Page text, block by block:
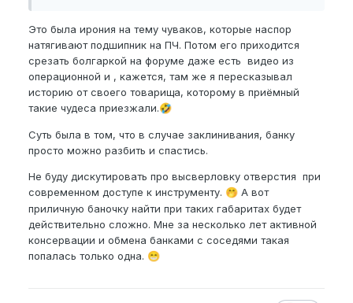
Это была ирония на тему чуваков, которые наспор
натягивают подшипник на ПЧ. Потом его приходится
срезать болгаркой на форуме даже есть видео из
операционной и , кажется, там же я пересказывал
историю от своего товарища, которому в приёмный
такие чудеса приезжали.🤣
Суть была в том, что в случае заклинивания, банку
просто можно разбить и спастись.
Не буду дискутировать про высверловку отверстия при
современном доступе к инструменту. 🤭 А вот
приличную баночку найти при таких габаритах будет
действительно сложно. Мне за несколько лет активной
консервации и обмена банками с соседями такая
попалась только одна. 😁